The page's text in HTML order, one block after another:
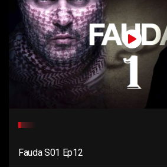
Fauda S01 Ep12